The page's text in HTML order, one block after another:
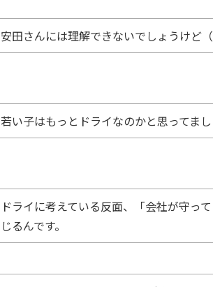
安田さんには理解できないでしょうけど（
若い子はもっとドライなのかと思ってまし
ドライに考えている反面、「会社が守っ
じるんです。